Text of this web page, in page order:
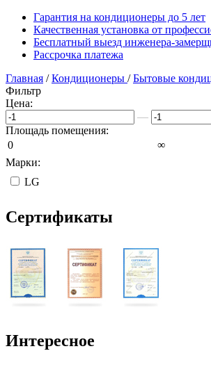
Гарантия на кондиционеры до 5 лет
Качественная установка от
Бесплатный выезд инженера-
Рассрочка платежа
Главная /Кондиционеры /Бытовые
Фильтр
Цена:
—
Площадь помещения:
0
∞
Марки:
LG
Сертификаты
Интересное